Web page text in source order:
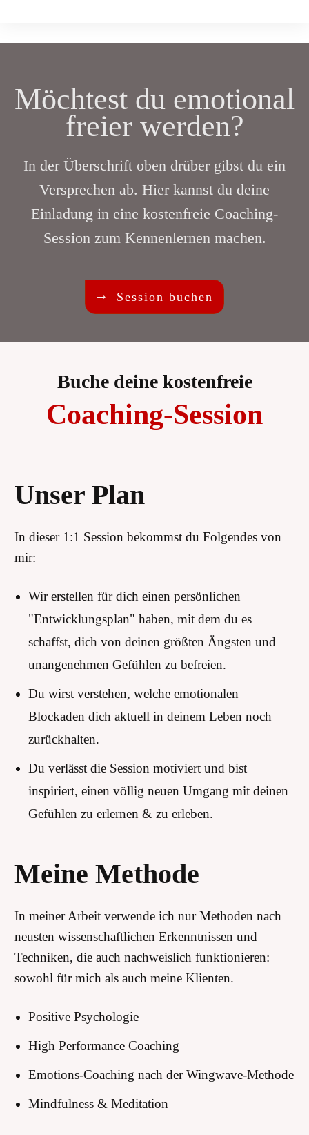
Möchtest du emotional
freier werden?
In der Überschrift oben drüber gibst du ein
Versprechen ab. Hier kannst du deine
Einladung in eine kostenfreie Coaching-
Session zum Kennenlernen machen.
Session buchen
Buche deine kostenfreie
Coaching-Session
Unser Plan
In dieser 1:1 Session bekommst du Folgendes von
mir:
Wir erstellen für dich einen persönlichen
"Entwicklungsplan" haben, mit dem du es
schaffst, dich von deinen größten Ängsten und
unangenehmen Gefühlen zu befreien.
Du wirst verstehen, welche emotionalen
Blockaden dich aktuell in deinem Leben noch
zurückhalten.
Du verlässt die Session motiviert und bist
inspiriert, einen völlig neuen Umgang mit deinen
Gefühlen zu erlernen & zu erleben.
Meine Methode
In meiner Arbeit verwende ich nur Methoden nach
neusten wissenschaftlichen Erkenntnissen und
Techniken, die auch nachweislich funktionieren:
sowohl für mich als auch meine Klienten.
Positive Psychologie
High Performance Coaching
Emotions-Coaching nach der Wingwave-Methode
Mindfulness & Meditation